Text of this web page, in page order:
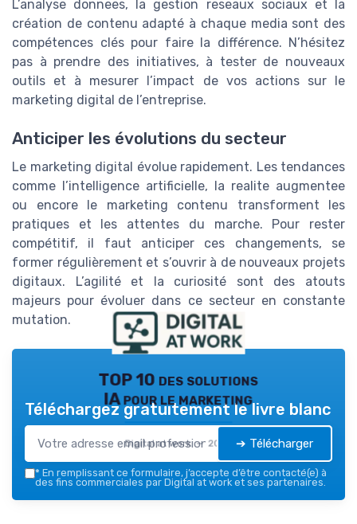
L’analyse donnees, la gestion reseaux sociaux et la
création de contenu adapté à chaque media sont des
compétences clés pour faire la différence. N’hésitez
pas à prendre des initiatives, à tester de nouveaux
outils et à mesurer l’impact de vos actions sur le
marketing digital de l’entreprise.
Anticiper les évolutions du secteur
Le marketing digital évolue rapidement. Les tendances
comme l’intelligence artificielle, la realite augmentee
ou encore le marketing contenu transforment les
pratiques et les attentes du marche. Pour rester
compétitif, il faut anticiper ces changements, se
former régulièrement et s’ouvrir à de nouveaux projets
digitaux. L’agilité et la curiosité sont des atouts
majeurs pour évoluer dans ce secteur en constante
mutation.
TOP 10 des solutions
IA pour le marketing
Digital at work — 2026
Téléchargez gratuitement le livre blanc
➔ Télécharger
* En remplissant ce formulaire, j’accepte d’être contacté(e) à
des fins commerciales par Digital at work et ses partenaires.